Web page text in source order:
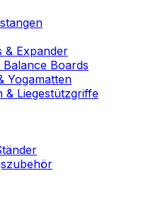
& Expander
Boards
Yogamatten
& Liegestützgriffe